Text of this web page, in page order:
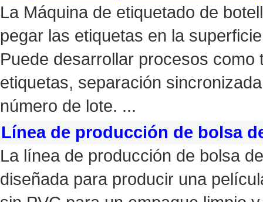
La Máquina de etiquetado de
pegar las etiquetas en la
Puede desarrollar procesos
etiquetas, separación
número de lote. ...
Línea de producción de bolsa
La línea de producción de bolsa
diseñada para producir una